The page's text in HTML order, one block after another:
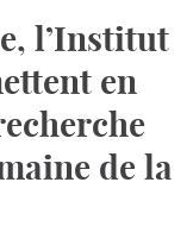
l’Institut
en
de la